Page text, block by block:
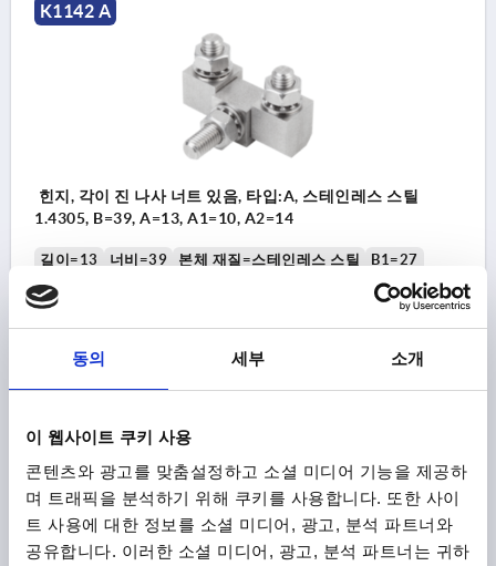
동의 세부 소개
이 웹사이트 쿠키 사용
콘텐츠와 광고를 맞춤설정하고 소셜 미디어 기능을 제공하
며 트래픽을 분석하기 위해 쿠키를 사용합니다. 또한 사이
트 사용에 대한 정보를 소셜 미디어, 광고, 분석 파트너와
공유합니다. 이러한 소셜 미디어, 광고, 분석 파트너는 귀하
K1142 A
힌지, 각이 진 나사 너트 있음, 타입:A, 스테인레스 스틸
1.4305, B=39, A=13, A1=10, A2=14
길이=13 너비=39 본체 재질=스테인레스 스틸
B1=27
A2=14
스틸 키=1.4305
부가세 별도
세부 사항
K1142 A